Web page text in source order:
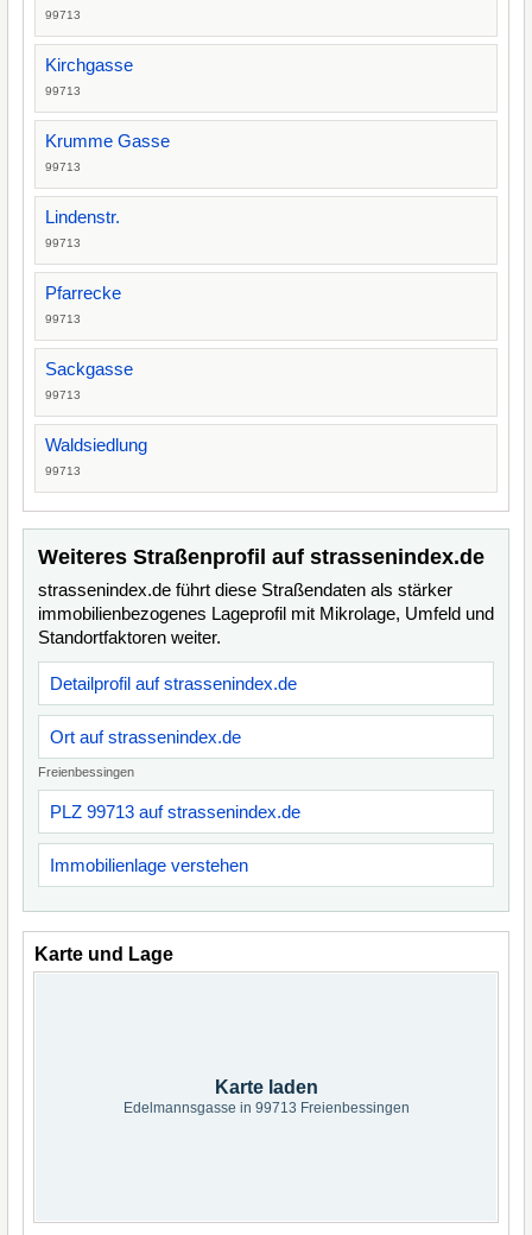
99713
Kirchgasse
99713
Krumme Gasse
99713
Lindenstr.
99713
Pfarrecke
99713
Sackgasse
99713
Waldsiedlung
99713
Weiteres Straßenprofil auf strassenindex.de
strassenindex.de führt diese Straßendaten als stärker
immobilienbezogenes Lageprofil mit Mikrolage, Umfeld und
Standortfaktoren weiter.
Detailprofil auf strassenindex.de
Ort auf strassenindex.de
Freienbessingen
PLZ 99713 auf strassenindex.de
Immobilienlage verstehen
Karte und Lage
Karte laden
Edelmannsgasse in 99713 Freienbessingen